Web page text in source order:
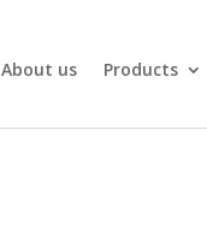
About us Products